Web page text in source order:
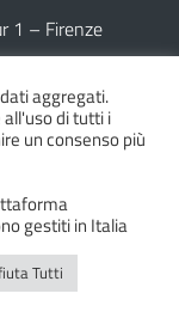
1 – Firenze
di Firenze
aggregati.
di tutti i
un consenso più
gestiti in Italia
Tutti